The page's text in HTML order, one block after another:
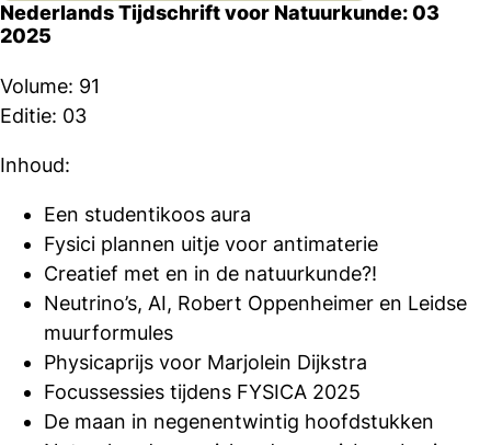
Nederlands Tijdschrift voor Natuurkunde: 03
2025
Volume: 91
Editie: 03
Inhoud:
Een studentikoos aura
Fysici plannen uitje voor antimaterie
Creatief met en in de natuurkunde?!
Neutrino’s, AI, Robert Oppenheimer en Leidse
muurformules
Physicaprijs voor Marjolein Dijkstra
Focussessies tijdens FYSICA 2025
De maan in negenentwintig hoofdstukken